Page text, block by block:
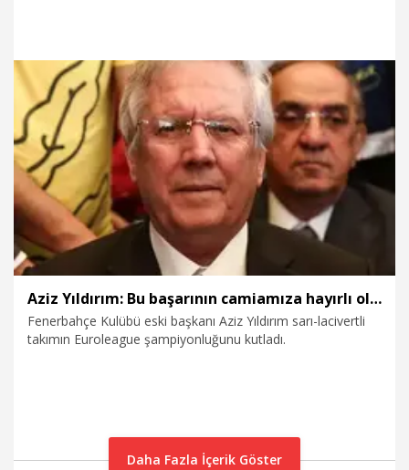
27.05.2025 Spor
Aziz Yıldırım: Bu başarının camiamıza hayırlı olmasını diliyorum
Fenerbahçe Kulübü eski başkanı Aziz Yıldırım sarı-lacivertli
takımın Euroleague şampiyonluğunu kutladı.
Daha Fazla İçerik Göster